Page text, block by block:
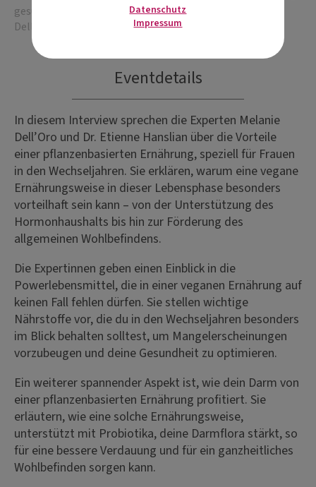
gesünder durch die Wechseljahre” / Referenten Melanie
Dell’Oro, MSc. & Dr. Etienne Hanslian
Eventdetails
In diesem Interview sprechen die Experten Melanie
Dell’Oro und Dr. Etienne Hanslian über die Vorteile
einer pflanzenbasierten Ernährung, speziell für Frauen
in den Wechseljahren. Sie erklären, warum eine vegane
Ernährungsweise in dieser Lebensphase besonders
vorteilhaft sein kann – von der Unterstützung des
Hormonhaushalts bis hin zur Förderung des
allgemeinen Wohlbefindens.
Die Expertinnen geben einen Einblick in die
Powerlebensmittel, die in einer veganen Ernährung auf
keinen Fall fehlen dürfen. Sie stellen wichtige
Nährstoffe vor, die du in den Wechseljahren besonders
im Blick behalten solltest, um Mangelerscheinungen
vorzubeugen und deine Gesundheit zu optimieren.
Ein weiterer spannender Aspekt ist, wie dein Darm von
einer pflanzenbasierten Ernährung profitiert. Sie
erläutern, wie eine solche Ernährungsweise,
unterstützt mit Probiotika, deine Darmflora stärkt, so
für eine bessere Verdauung und für ein ganzheitliches
Wohlbefinden sorgen kann.
Datenschutz
Impressum